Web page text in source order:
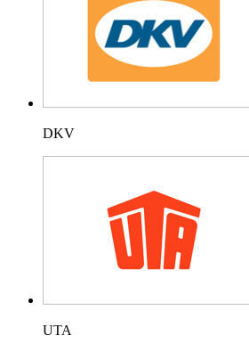
DKV
UTA